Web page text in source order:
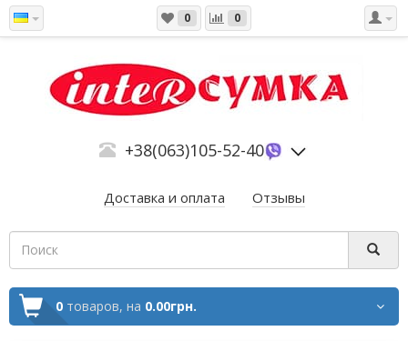
0 0
+38(063)105-52-40
Доставка и оплата Отзывы
0 товаров, на 0.00грн.